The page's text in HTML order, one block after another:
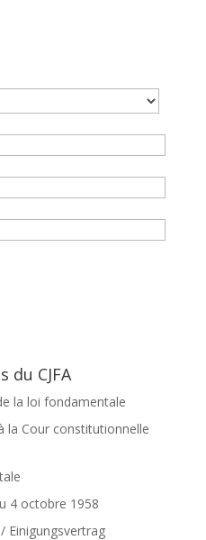
du CJFA
la loi fondamentale
la Cour constitutionnelle
4 octobre 1958
/ Einigungsvertrag